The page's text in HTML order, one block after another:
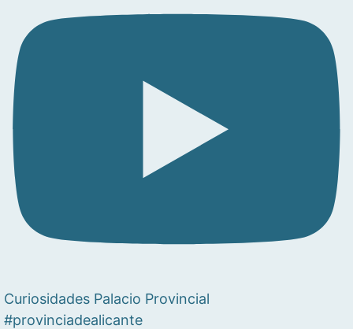
Curiosidades Palacio Provincial
#provinciadealicante